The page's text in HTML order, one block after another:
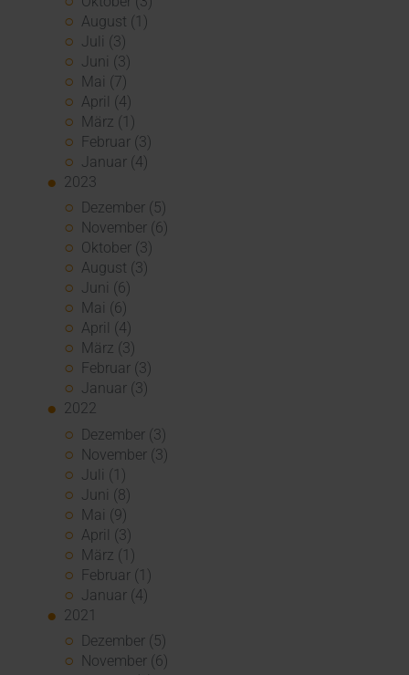
August (1)
Juli (3)
Juni (3)
Mai (7)
April (4)
März (1)
Februar (3)
Januar (4)
2023
Dezember (5)
November (6)
Oktober (3)
August (3)
Juni (6)
Mai (6)
April (4)
März (3)
Februar (3)
Januar (3)
2022
Dezember (3)
November (3)
Juli (1)
Juni (8)
Mai (9)
April (3)
März (1)
Februar (1)
Januar (4)
2021
Dezember (5)
November (6)